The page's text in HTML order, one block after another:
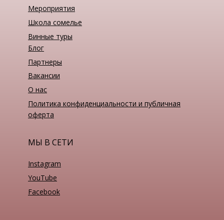
Мероприятия
Школа сомелье
Винные туры
Блог
О нас
Партнеры
Вакансии
Политика конфиденциальности и публичная
оферта
МЫ В СЕТИ
Instagram
YouTube
Facebook